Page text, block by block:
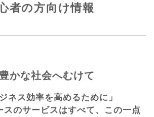
者の方向け情報
かな社会へむけて
ネス効率を高めるために」
スのサービスはすべて、この一点